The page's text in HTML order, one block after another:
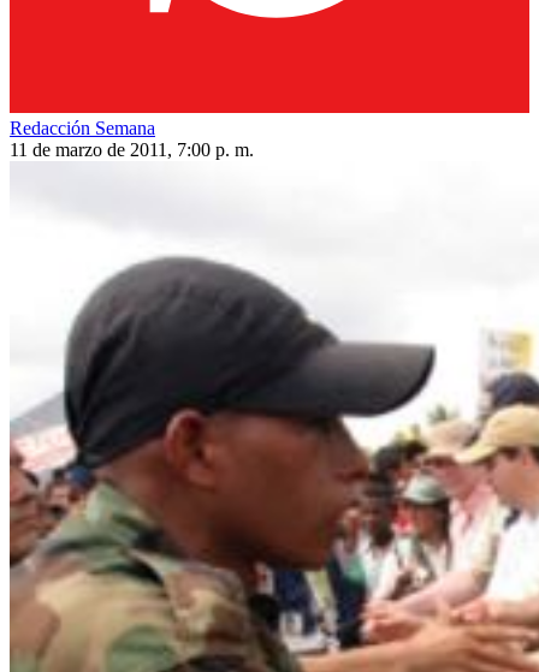
Redacción Semana
11 de marzo de 2011, 7:00 p. m.